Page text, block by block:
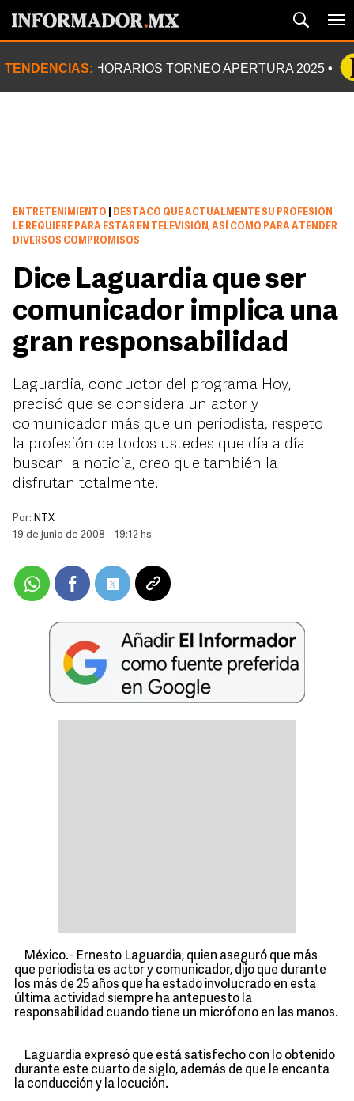
TENDENCIAS: HORARIOS TORNEO APERTURA 2025
ENTRETENIMIENTO
DESTACÓ QUE ACTUALMENTE SU PROFESIÓN
LE REQUIERE PARA ESTAR EN TELEVISIÓN, ASÍ COMO PARA ATENDER
DIVERSOS COMPROMISOS
Dice Laguardia que ser
comunicador implica una
gran responsabilidad
Laguardia, conductor del programa Hoy,
precisó que se considera un actor y
comunicador más que un periodista, respeto
la profesión de todos ustedes que día a día
buscan la noticia, creo que también la
disfrutan totalmente.
Por: NTX
19 de junio de 2008 - 19:12 hs
México.- Ernesto Laguardia, quien aseguró que más
que periodista es actor y comunicador, dijo que durante
los más de 25 años que ha estado involucrado en esta
última actividad siempre ha antepuesto la
responsabilidad cuando tiene un micrófono en las manos.
Laguardia expresó que está satisfecho con lo obtenido
durante este cuarto de siglo, además de que le encanta
la conducción y la locución.